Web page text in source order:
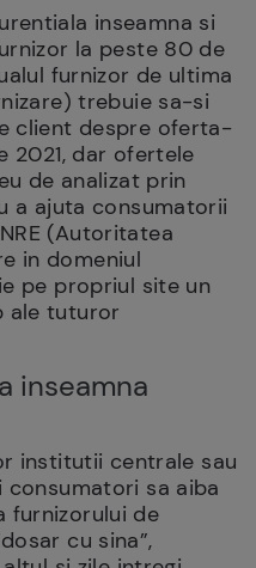
inseamna si
la peste 80 de
furnizor de ultima
trebuie sa-si
client despre oferta-
2021, dar ofertele
de analizat prin
a ajuta consumatorii
(Autoritatea
in domeniul
pe propriul site un
ale tuturor
inseamna
institutii centrale sau
sa aiba
furnizorului de
cu sina”,